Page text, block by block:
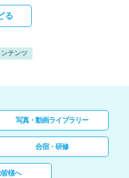
る
テンツ
写真・動画ライブラリー
合宿・研修
様へ